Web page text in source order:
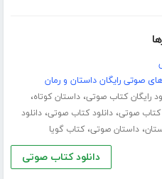
صوتی رایگان داستان و رمان
رایگان کتاب صوتی،داستان کوتاه،
کتاب صوتی،دانلود کتاب صوتی،دانلود
،داستان صوتی،کتاب گویا
دانلود کتاب صوتی